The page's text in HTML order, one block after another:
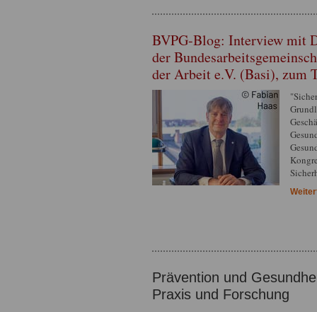
BVPG-Blog: Interview mit
der
der Arbeit e.V. (Basi), zum
Prävention und
Praxis und Forschung